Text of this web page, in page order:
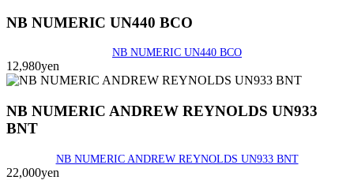
NB NUMERIC UN440 BCO
NB NUMERIC UN440 BCO
12,980yen
NB NUMERIC ANDREW REYNOLDS UN933
BNT
NB NUMERIC ANDREW REYNOLDS UN933 BNT
22,000yen